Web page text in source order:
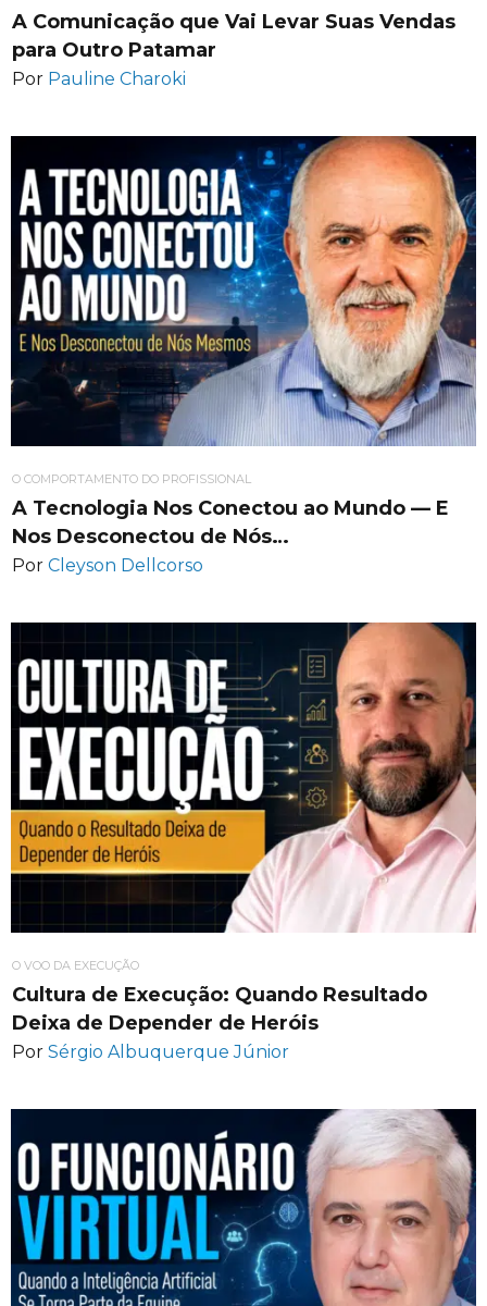
A Comunicação que Vai Levar Suas Vendas
para Outro Patamar
Por Pauline Charoki
O COMPORTAMENTO DO PROFISSIONAL
A Tecnologia Nos Conectou ao Mundo — E
Nos Desconectou de Nós…
Por Cleyson Dellcorso
O VOO DA EXECUÇÃO
Cultura de Execução: Quando Resultado
Deixa de Depender de Heróis
Por Sérgio Albuquerque Júnior